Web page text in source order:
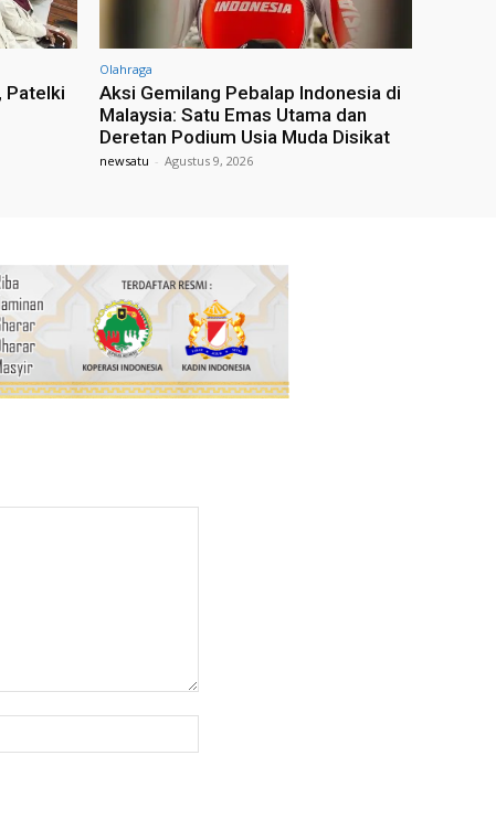
Patelki
Olahraga
Aksi Gemilang Pebalap Indonesia di
Malaysia: Satu Emas Utama dan
Deretan Podium Usia Muda Disikat
newsatu - Agustus 9, 2026